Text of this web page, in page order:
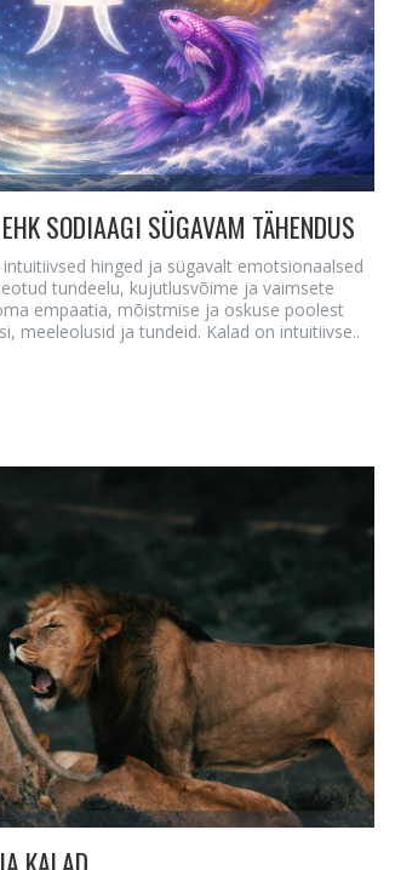
SODIAAGI SÜGAVAM TÄHENDUS
hinged ja sügavalt emotsionaalsed
tundeelu, kujutlusvõime ja vaimsete
empaatia, mõistmise ja oskuse poolest
meeleolusid ja tundeid. Kalad on intuitiivse..